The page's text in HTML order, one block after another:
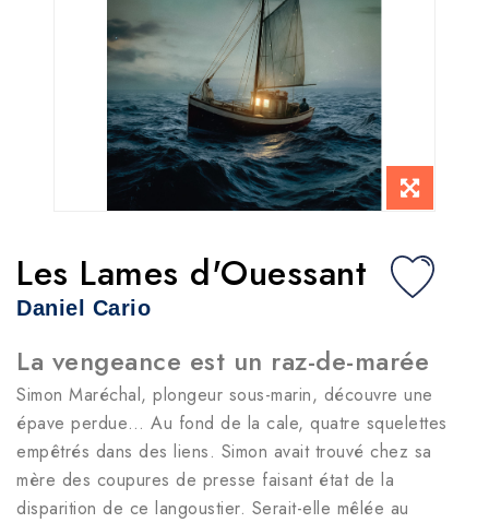
Les Lames d'Ouessant
Daniel Cario
La vengeance est un raz-de-marée
Simon Maréchal, plongeur sous-marin, découvre une
épave perdue… Au fond de la cale, quatre squelettes
empêtrés dans des liens. Simon avait trouvé chez sa
mère des coupures de presse faisant état de la
disparition de ce langoustier. Serait-elle mêlée au